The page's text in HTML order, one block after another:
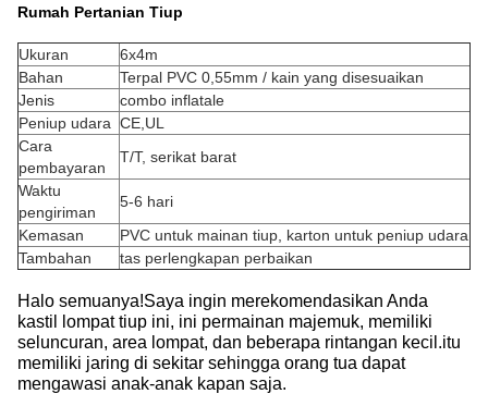
Rumah Pertanian Tiup
Ukuran
6x4m
Bahan
Terpal PVC 0,55mm / kain yang disesuaikan
Jenis
combo inflatale
Peniup udara CE,UL
Cara
pembayaran
T/T, serikat barat
Waktu
pengiriman
5-6 hari
Kemasan
PVC untuk mainan tiup, karton untuk peniup udara
Tambahan
tas perlengkapan perbaikan
Halo semuanya!Saya ingin merekomendasikan Anda
kastil lompat tiup ini, ini permainan majemuk, memiliki
seluncuran, area lompat, dan beberapa rintangan kecil.itu
memiliki jaring di sekitar sehingga orang tua dapat
mengawasi anak-anak kapan saja.